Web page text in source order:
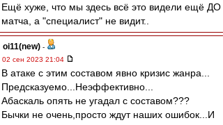
Ещё хуже, что мы здесь всё это видели ещё ДО
матча, а "специалист" не видит..
oi11(new) -
02 сен 2023 21:04
В атаке с этим составом явно кризис жанра...
Предсказуемо...Неэффективно...
Абаскаль опять не угадал с составом???
Бычки не очень,просто ждут наших ошибок...И